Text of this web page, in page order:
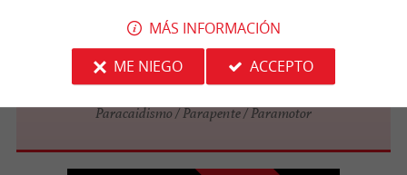
FL 140 Parachutisme
Paracaidismo / Parapente / Paramotor
MÁS INFORMACIÓN
ME NIEGO
ACCEPTO